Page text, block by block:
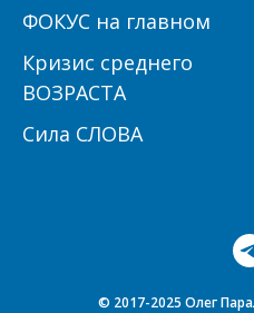
ФОКУС на главном
Кризис среднего
ВОЗРАСТА
Сила СЛОВА
© 2017-2025 Олег